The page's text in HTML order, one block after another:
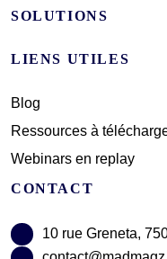
SOLUTIONS
LIENS UTILES
Blog
Ressources à
Webinars en replay
CONTACT
10 rue Greneta,